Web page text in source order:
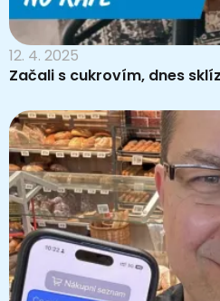
12. 4. 2025
Začali s cukrovím, dnes